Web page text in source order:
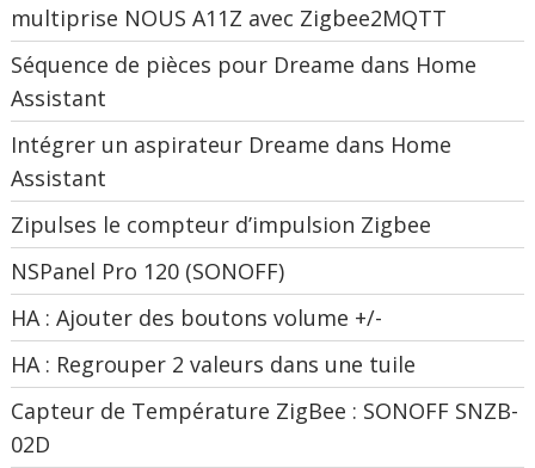
multiprise NOUS A11Z avec Zigbee2MQTT
Séquence de pièces pour Dreame dans Home
Assistant
Intégrer un aspirateur Dreame dans Home
Assistant
Zipulses le compteur d’impulsion Zigbee
NSPanel Pro 120 (SONOFF)
HA : Ajouter des boutons volume +/-
HA : Regrouper 2 valeurs dans une tuile
Capteur de Température ZigBee : SONOFF SNZB-
02D